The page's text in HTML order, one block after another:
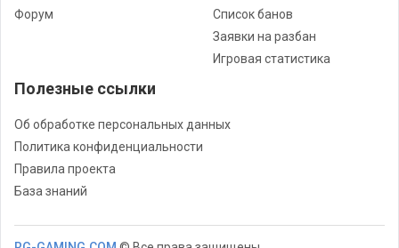
Форум
Список банов
Заявки на разбан
Игровая статистика
Полезные ссылки
Об обработке персональных данных
Политика конфиденциальности
Правила проекта
База знаний